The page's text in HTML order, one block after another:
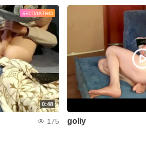
БЕСПЛАТНО
0:48
175 goliy